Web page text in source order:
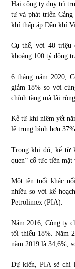
Hai công ty duy trì
tư và phát triển
khí thấp áp Dầu khí
Cụ thể, với 40 triệu
khoảng 100 tỷ đồng
6 tháng năm 2020,
giảm 18% so với
chính tăng mà lãi
Kể từ khi niêm yết
lệ trung bình hơn 37%.
Trong khi đó, kể từ
quen” cổ tức tiền
Một tên tuổi khác
nhiều so với kế
Petrolimex (PIA).
Năm 2016, Công ty
tối thiểu 18%. Năm
năm 2019 là 34,6%,
Dự kiến, PIA sẽ chi